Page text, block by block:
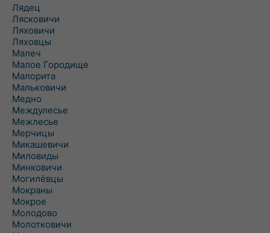
Лядец
Лясковичи
Ляховичи
Ляховцы
Малеч
Малое Городище
Малорита
Мальковичи
Медно
Междулесье
Межлесье
Мерчицы
Микашевичи
Миловиды
Минковичи
Могилёвцы
Мокраны
Мокрое
Молодово
Молотковичи